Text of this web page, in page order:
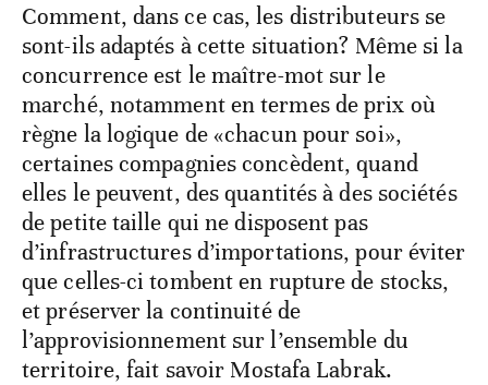
Comment, dans ce cas, les distributeurs se
sont-ils adaptés à cette situation? Même si la
concurrence est le maître-mot sur le
marché, notamment en termes de prix où
règne la logique de «chacun pour soi»,
certaines compagnies concèdent, quand
elles le peuvent, des quantités à des sociétés
de petite taille qui ne disposent pas
d’infrastructures d’importations, pour éviter
que celles-ci tombent en rupture de stocks,
et préserver la continuité de
l’approvisionnement sur l’ensemble du
territoire, fait savoir Mostafa Labrak.